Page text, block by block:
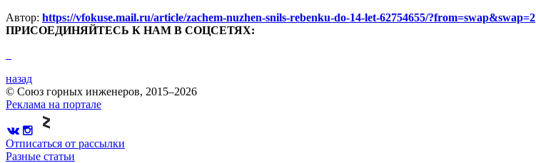
Автор: https://vfokuse.mail.ru/article/zachem-nuzhen-snils-rebenku-do-14-let-62754655/?from=swap&swap=2
ПРИСОЕДИНЯЙТЕСЬ К НАМ В СОЦСЕТЯХ:
назад
© Союз горных инженеров, 2015–2026
Реклама на портале
Отписаться от рассылки
Разные статьи